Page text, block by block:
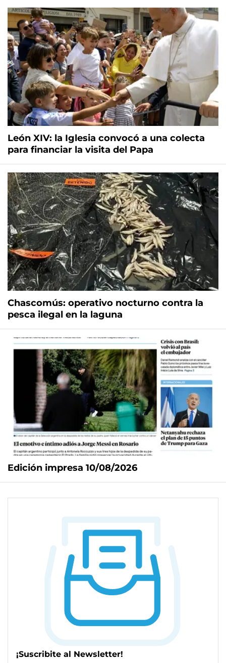
León XIV: la Iglesia convocó a una colecta
para financiar la visita del Papa
Chascomús: operativo nocturno contra la
pesca ilegal en la laguna
Edición impresa 10/08/2026
¡Suscribite al Newsletter!